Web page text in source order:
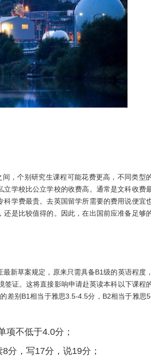
，个别研究生课程可能花费更高，不同类型
学校比公立学校的收费高。通常是文科收费
学费最贵。去英国留学所需要的费用说便宜
是比较值得的。因此，在出国前应准备足够
新草案规定，原来只需具备B1级的英语程度，
证。这将直接影响申请赴英读本科以下课程
差别B1相当于雅思3.5-4.5分，B2相当于雅思
项不低于4.0分；
分，写17分，说19分；